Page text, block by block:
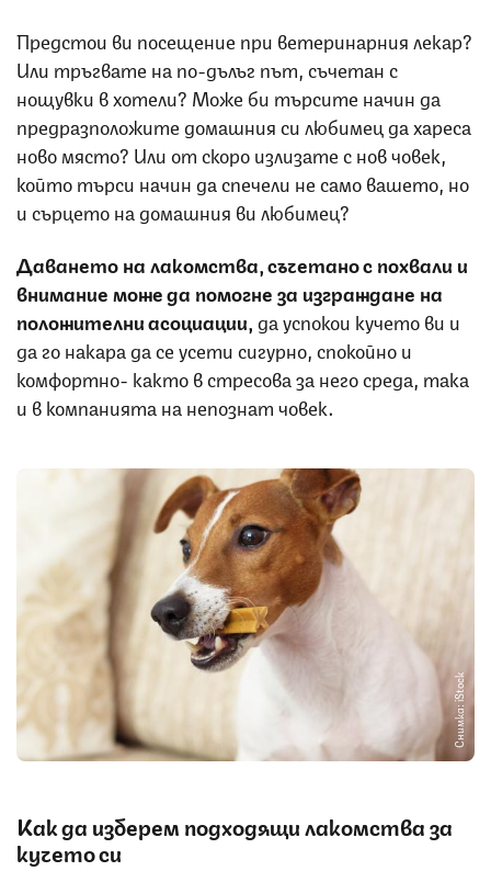
Предстои ви посещение при ветеринарния лекар?
Или тръгвате на по-дълъг път, съчетан с
нощувки в хотели? Може би търсите начин да
предразположите домашния си любимец да хареса
ново място? Или от скоро излизате с нов човек,
който търси начин да спечели не само вашето, но
и сърцето на домашния ви любимец?
Даването на лакомства, съчетано с похвали и
внимание може да помогне за изграждане на
положителни асоциации, да успокои кучето ви и
да го накара да се усети сигурно, спокойно и
комфортно- както в стресова за него среда, така
и в компанията на непознат човек.
Снимка: iStock
Как да изберем подходящи лакомства за
кучето си